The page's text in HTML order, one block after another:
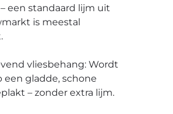
een standaard lijm uit
is meestal
vliesbehang: Wordt
een gladde, schone
– zonder extra lijm.